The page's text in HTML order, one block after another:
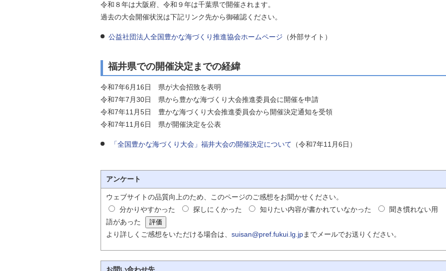
令和８年は大阪府、令和９年は千葉県で開催されます。
過去の大会開催状況は下記リンク先から御確認ください。
公益社団法人全国豊かな海づくり推進協会ホームページ （外部サイト）
福井県での開催決定までの経緯
令和7年6月16日 県が大会招致を表明
令和7年7月30日 県から豊かな海づくり大会推進委員会に開催を申請
令和7年11月5日 豊かな海づくり大会推進委員会から開催決定通知を受領
令和7年11月6日 県が開催決定を公表
「全国豊かな海づくり大会」福井大会の開催決定について （令和7年11月6日）
アンケート
ウェブサイトの品質向上のため、このページのご感想をお聞かせください。
分かりやすかった
探しにくかった 知りたい内容が書かれていなかった
聞き慣れない用
語があった
より詳しくご感想をいただける場合は、 suisan@pref.fukui.lg.jpまでメールでお送りください。